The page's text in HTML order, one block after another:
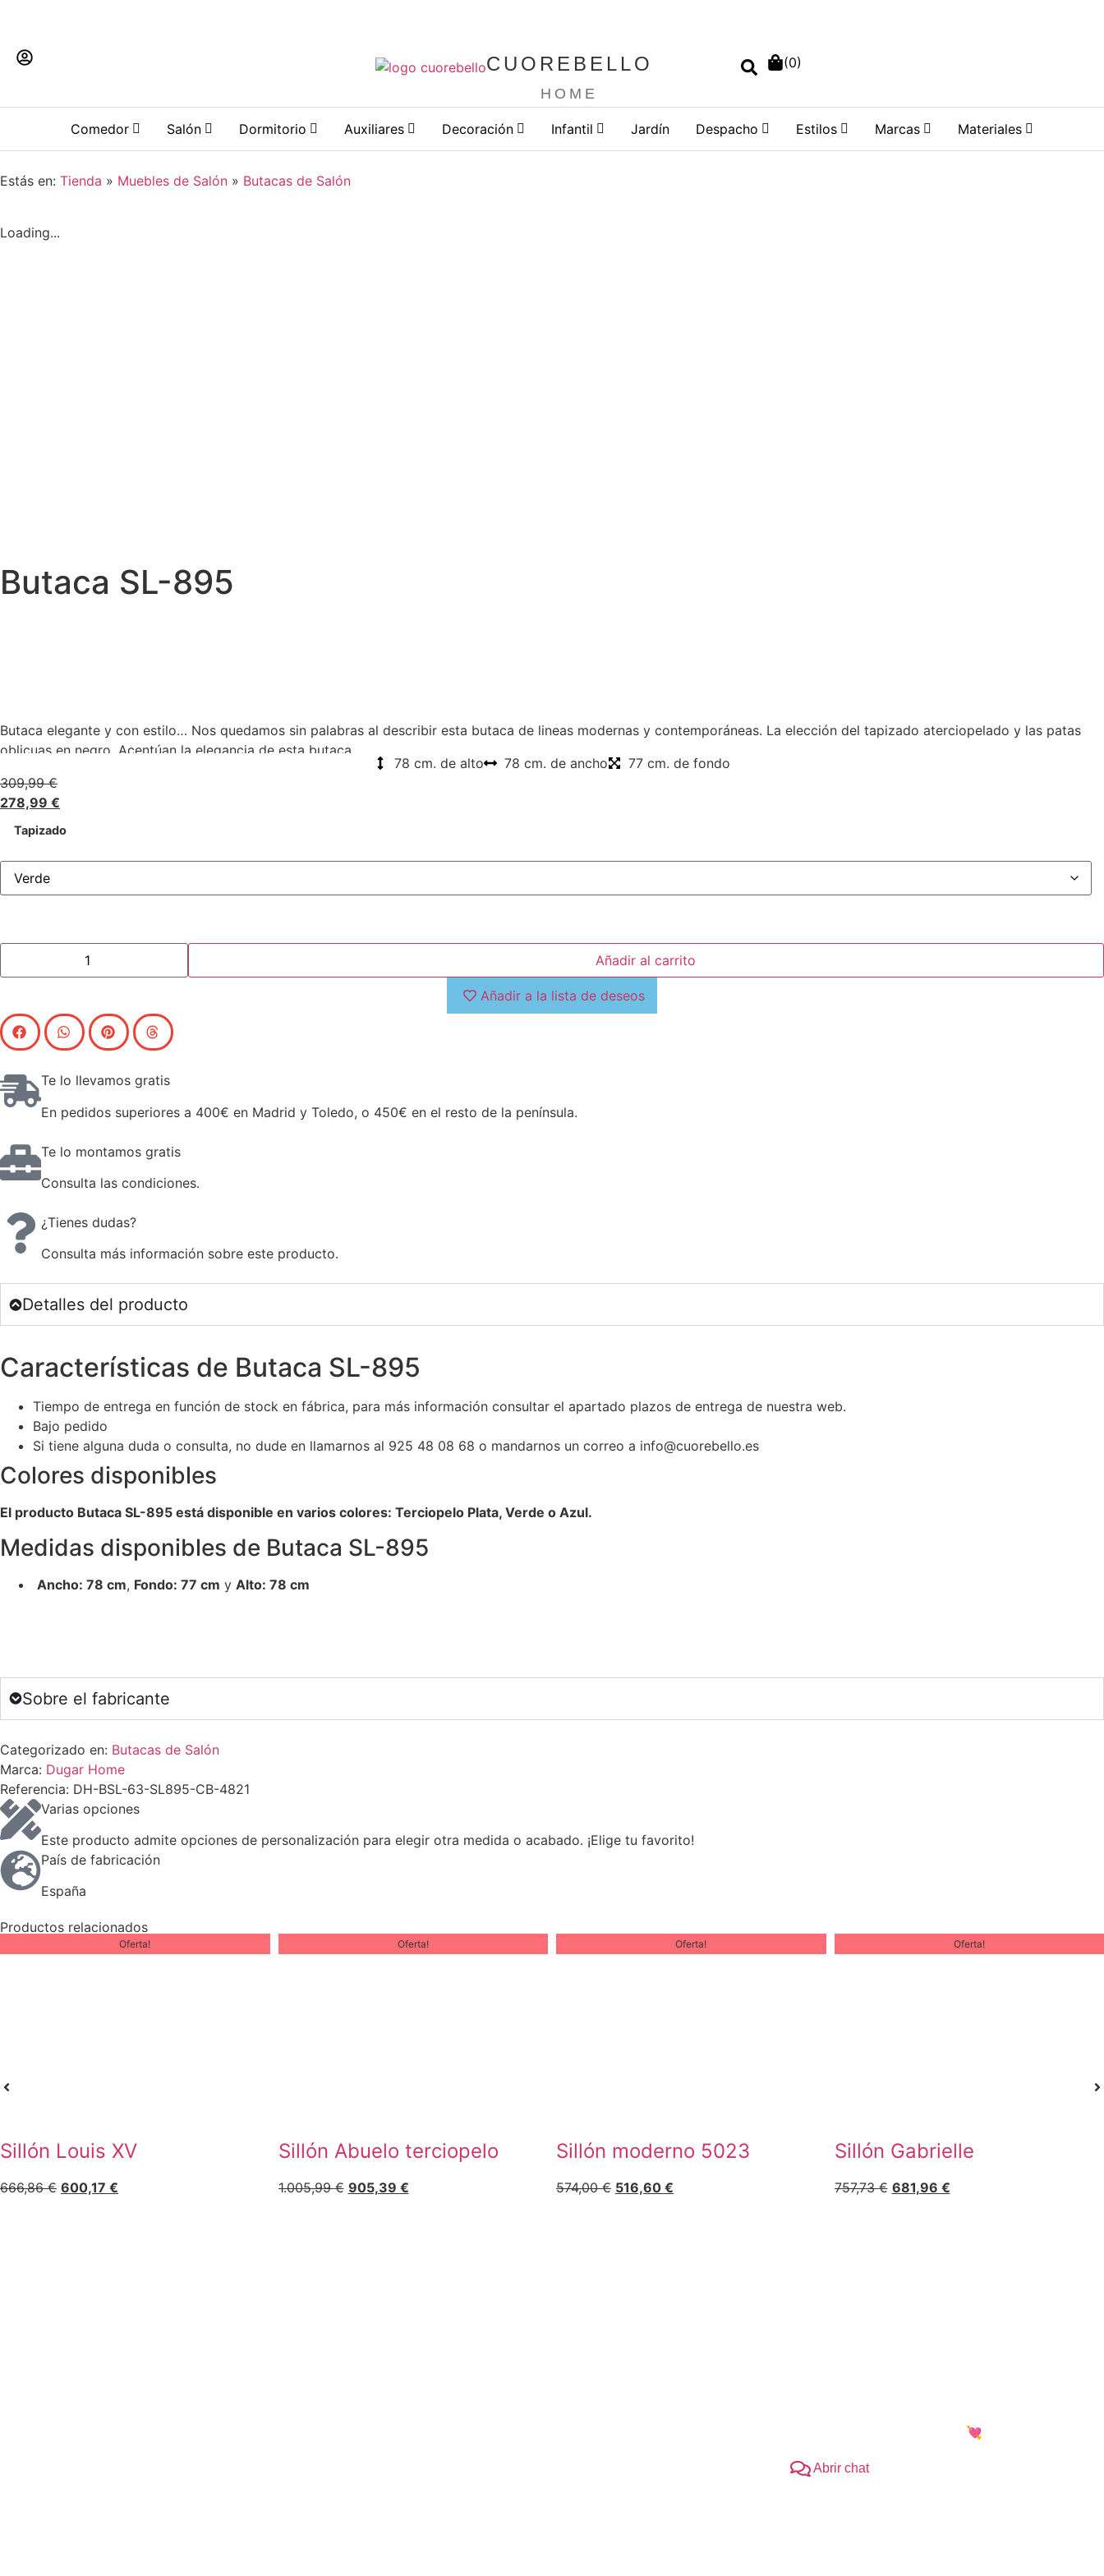
HOME
CUOREBELLO (0)
Comedor Salón Dormitorio Auxiliares Decoración Infantil Jardín Despacho Estilos Marcas Materiales
Estás en: Tienda » Muebles de Salón » Butacas de Salón
Loading...
Butaca SL-895
Butaca elegante y con estilo… Nos quedamos sin palabras al describir esta butaca de lineas modernas y contemporáneas. La elección del tapizado aterciopelado y las patas
oblicuas en negro. Acentúan la elegancia de esta butaca.
78 cm. de alto
78 cm. de ancho
77 cm. de fondo
309,99€
278,99 €
Tapizado
Añadir al carrito
Añadir a la lista de deseos
Te lo llevamos gratis
En pedidos superiores a 400€ en Madrid y Toledo, o 450€ en el resto de la península.
Te lo montamos gratis
Consulta las condiciones.
¿Tienes dudas?
Consulta más información sobre este producto.
Detalles del producto
Características de Butaca SL-895
Tiempo de entrega en función de stock en fábrica, para más información consultar el apartado plazos de entrega de nuestra web.
Bajo pedido
Si tiene alguna duda o consulta, no dude en llamarnos al 925 48 08 68 o mandarnos un correo a info@cuorebello.es
Colores disponibles
El producto Butaca SL-895 está disponible en varios colores: Terciopelo Plata, Verde o Azul.
Medidas disponibles de Butaca SL-895
Ancho: 78 cm, Fondo: 77 cm y Alto: 78 cm
Sobre el fabricante
Categorizado en: Butacas de Salón
Marca: Dugar Home
Referencia: DH-BSL-63-SL895-CB-4821
Varias opciones
Este producto admite opciones de personalización para elegir otra medida o acabado. ¡Elige tu favorito!
País de fabricación
España
Productos relacionados
Oferta!
Sillón Louis XV
666,86€ 600,17 €
Oferta!
Sillón Abuelo terciopelo
1.005,99€ 905,39 €
Oferta!
Sillón moderno 5023
574,00€ 516,60 €
Oferta!
Sillón Gabrielle
757,73€ 681,96 €
responder tus preguntas de manera inmediata 💘
Abrir chat